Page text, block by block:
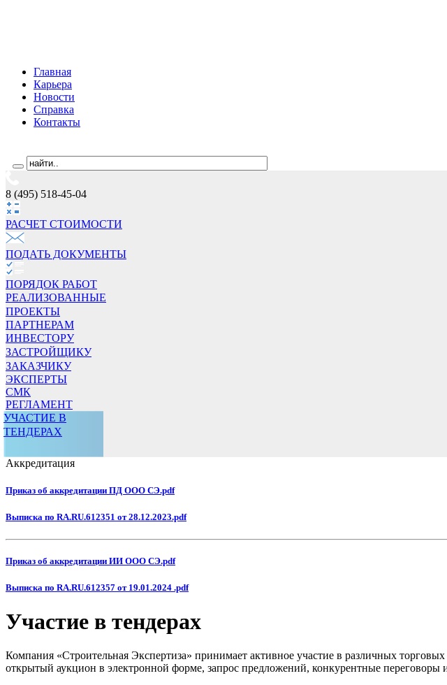
Главная
Карьера
Новости
Справка
Контакты
8 (495) 518-45-04
РАСЧЕТ СТОИМОCТИ
ПОДАТЬ ДОКУМЕНТЫ
ПОРЯДОК РАБОТ
РЕАЛИЗОВАННЫЕ
ПРОЕКТЫ
ПАРТНЕРАМ
ИНВЕСТОРУ
ЗАСТРОЙЩИКУ
ЗАКАЗЧИКУ
ЭКСПЕРТЫ
СМК
РЕГЛАМЕНТ
УЧАСТИЕ В
ТЕНДЕРАХ
Аккредитация
Приказ об аккредитации ПД ООО СЭ.pdf
Выписка по RA.RU.612351 от 28.12.2023.pdf
Приказ об аккредитации ИИ ООО СЭ.pdf
Выписка по RA.RU.612357 от 19.01.2024 .pdf
Участие в тендерах
Компания «Строительная Экспертиза» принимает активное участие в различных
открытый аукцион в электронной форме, запрос предложений, конкурентные переговоры